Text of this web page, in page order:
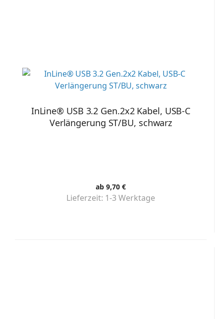
InLine® USB 3.2 Gen.2x2 Kabel, USB-C
Verlängerung ST/BU, schwarz
ab 9,70 €
Lieferzeit: 1-3 Werktage